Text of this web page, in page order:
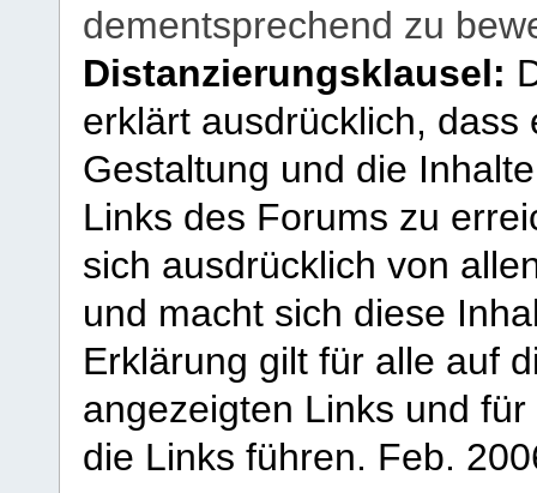
dementsprechend zu
Distanzierungsklausel:
erklärt ausdrücklich,
Gestaltung und die
Links des Forums zu
sich ausdrücklich von
und macht sich diese
Erklärung gilt für alle auf
angezeigten Links und
die Links führen. Feb.